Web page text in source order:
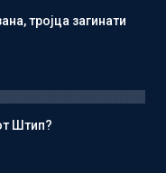
тројца загинати
Штип?